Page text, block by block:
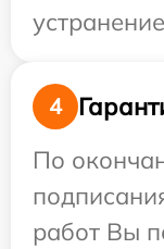
4
По
работ Вы